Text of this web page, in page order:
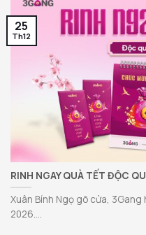
RINH NGAY QUÀ TẾT ĐỘC
Xuân Bính Ngọ gõ cửa,
2026....
25
Th12